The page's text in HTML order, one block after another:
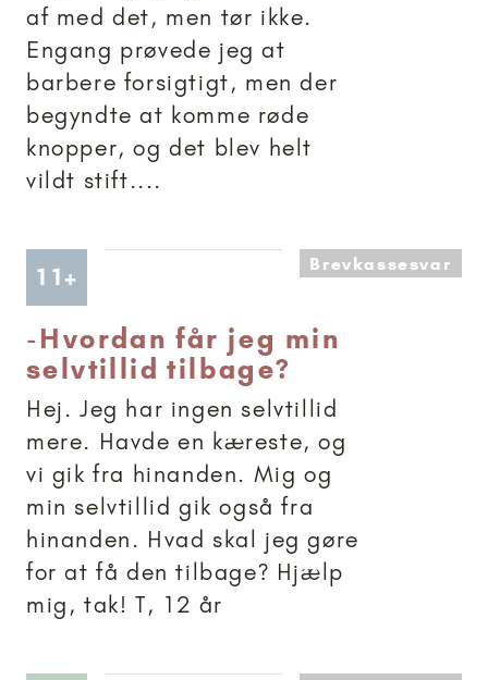
af med det, men tør ikke.
Engang prøvede jeg at
barbere forsigtigt, men der
begyndte at komme røde
knopper, og det blev helt
vildt stift....
11+ Artikler anbefalet til 11+Brevkassesvar
-Hvordan får jeg min
selvtillid tilbage?
Hej. Jeg har ingen selvtillid
mere. Havde en kæreste, og
vi gik fra hinanden. Mig og
min selvtillid gik også fra
hinanden. Hvad skal jeg gøre
for at få den tilbage? Hjælp
mig, tak! T, 12 år